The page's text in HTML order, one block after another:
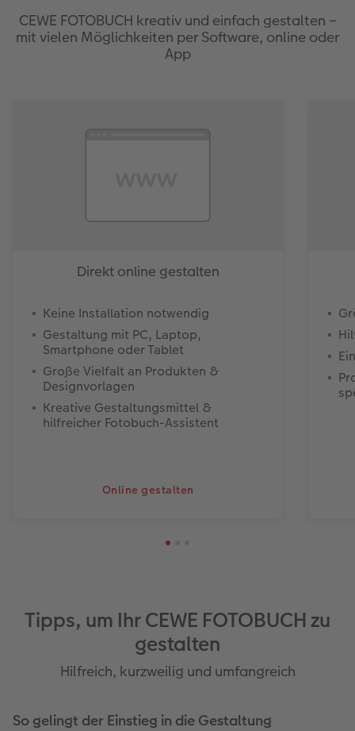
CEWE FOTOBUCH kreativ und einfach gestalten –
mit vielen Möglichkeiten per Software, online oder
App
Direkt online gestalten
Keine Installation notwendig
Gestaltung mit PC, Laptop,
Smartphone oder Tablet
Große Vielfalt an Produkten &
Designvorlagen
Kreative Gestaltungsmittel &
hilfreicher Fotobuch-Assistent
Online gestalten
Tipps, um Ihr CEWE FOTOBUCH zu
gestalten
Hilfreich, kurzweilig und umfangreich
So gelingt der Einstieg in die Gestaltung